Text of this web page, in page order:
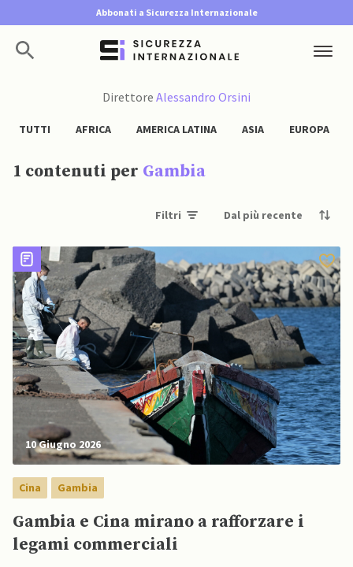
Abbonati a Sicurezza Internazionale
Direttore Alessandro Orsini
TUTTI AFRICA AMERICA LATINA ASIA EUROPA
1 contenuti per Gambia
Filtri
10 Giugno 2026
Cina Gambia
Gambia e Cina mirano a rafforzare i
legami commerciali